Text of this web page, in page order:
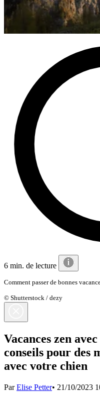
6 min. de lecture
Comment passer de bonnes
© Shutterstock / dezy
Vacances zen
conseils pour des
avec votre chien
ParElise Petter• 21/10/2023